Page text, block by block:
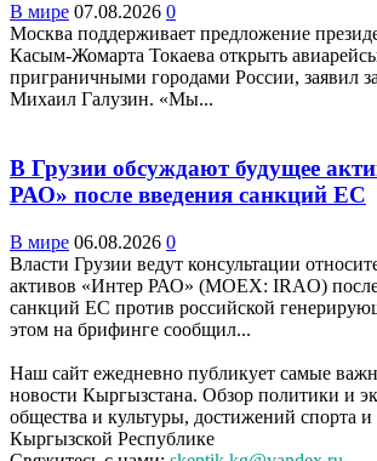
В мире 07.08.2026 0
Москва поддерживает предложение
Касым-Жомарта Токаева открыть
приграничными городами России,
Михаил Галузин. «Мы...
В Грузии обсуждают будущее
РАО» после введения санкций ЕС
В мире 06.08.2026 0
Власти Грузии ведут консультации
активов «Интер РАО» (MOEX: IRAO)
санкций ЕС против российской
этом на брифинге сообщил...
Наш сайт ежедневно публикует самые
новости Кыргызстана. Обзор политики и
общества и культуры, достижений спорта и
Кыргызской Республике